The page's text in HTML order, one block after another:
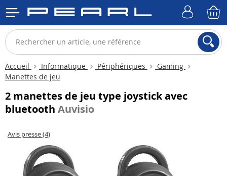
Accueil Informatique Périphériques
Gaming
Manettes de jeu
2 manettes de jeu type joystick avec
bluetooth Auvisio
Avis presse (4)